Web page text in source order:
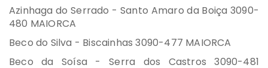
Azinhaga do Serrado - Santo Amaro da Boiça 3090-
480 MAIORCA
Beco do Silva - Biscainhas 3090-477 MAIORCA
Beco da Soísa - Serra dos Castros 3090-481